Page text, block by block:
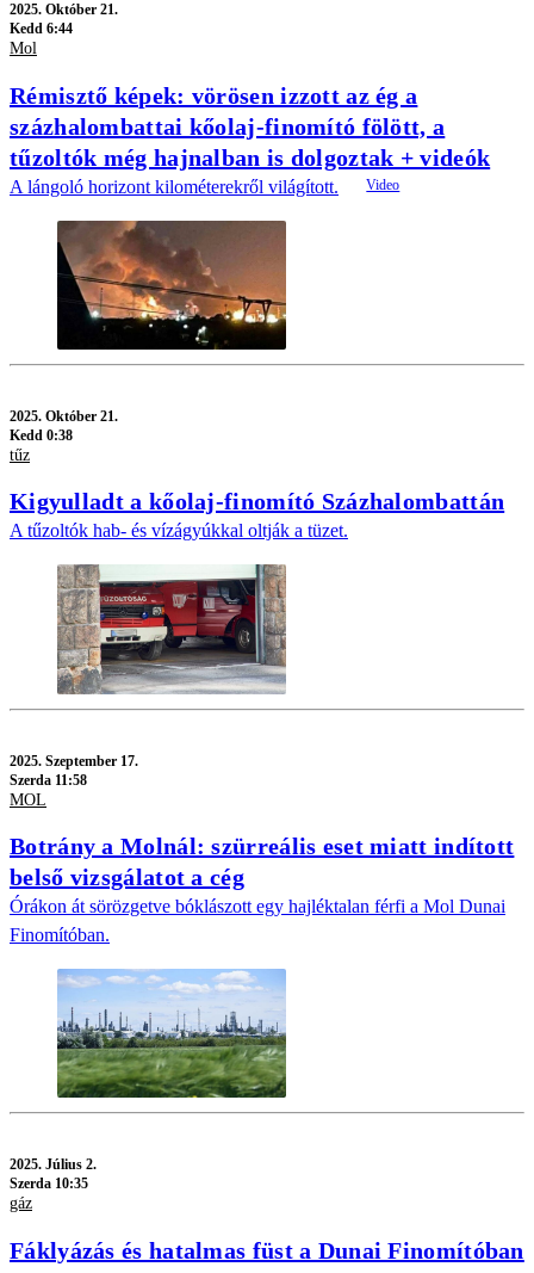
2025. Október 21.
Kedd 6:44
Mol
Rémisztő képek: vörösen izzott az ég a
százhalombattai kőolaj-finomító fölött, a
tűzoltók még hajnalban is dolgoztak + videók
A lángoló horizont kilométerekről világított.
2025. Október 21.
Kedd 0:38
tűz
Kigyulladt a kőolaj-finomító Százhalombattán
A tűzoltók hab- és vízágyúkkal oltják a tüzet.
2025. Szeptember 17.
Szerda 11:58
MOL
Botrány a Molnál: szürreális eset miatt indított
belső vizsgálatot a cég
Órákon át sörözgetve bóklászott egy hajléktalan férfi a Mol Dunai
Finomítóban.
2025. Július 2.
Szerda 10:35
gáz
Fáklyázás és hatalmas füst a Dunai Finomítóban